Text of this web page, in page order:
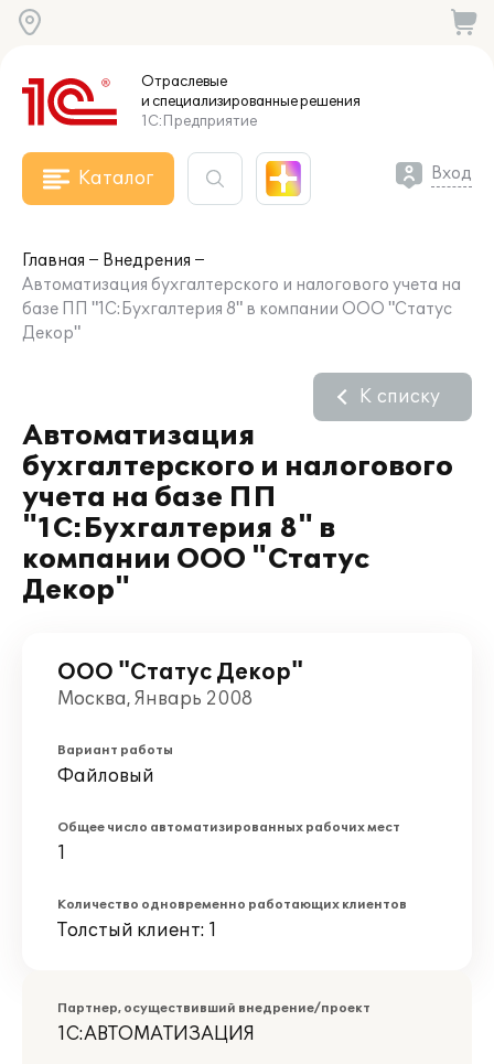
Отраслевые
и специализированныерешения
1С:Предприятие
Каталог Вход
Главная
Внедрения
Автоматизация бухгалтерского и налогового учета на
базе ПП "1С:Бухгалтерия 8" в компании ООО "Статус
Декор"
Автоматизация
бухгалтерского и налогового
учета на базе ПП
"1С:Бухгалтерия 8" в
компании ООО "Статус
Декор"
К списку
ООО "Статус Декор"
Москва, Январь 2008
Вариант работы
Файловый
Общее число автоматизированных рабочих мест
1
Количество одновременно работающих клиентов
Толстый клиент: 1
Партнер, осуществивший внедрение/проект
1С:АВТОМАТИЗАЦИЯ